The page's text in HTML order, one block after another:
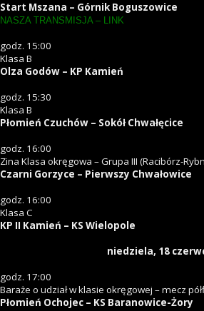
Start Mszana – Górnik Boguszowice
NASZA TRANSMISJA – LINK
godz. 15:00
Klasa B
Olza Godów – KP Kamień
godz. 15:30
Klasa B
Płomień Czuchów – Sokół Chwałęcice
godz. 16:00
Zina Klasa okręgowa – Grupa III (Racibórz-
Czarni Gorzyce – Pierwszy Chwałowice
godz. 16:00
Klasa C
KP II Kamień – KS Wielopole
niedziela, 18
godz. 17:00
Baraże o udział w klasie okręgowej – mecz
Płomień Ochojec – KS Baranowice-Żory